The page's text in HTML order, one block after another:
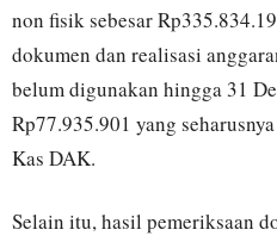
non fisik sebesar
dokumen dan realisasi
belum digunakan hingga 31
Rp77.935.901 yang
Kas DAK.
Selain itu, hasil pemeriksaan